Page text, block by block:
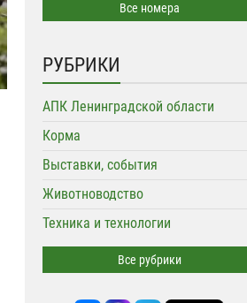
Все номера
РУБРИКИ
АПК Ленинградской области
Корма
Выставки, события
Животноводство
Техника и технологии
Все рубрики